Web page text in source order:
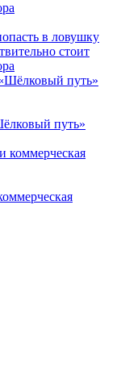
в ловушку
стоит
путь»